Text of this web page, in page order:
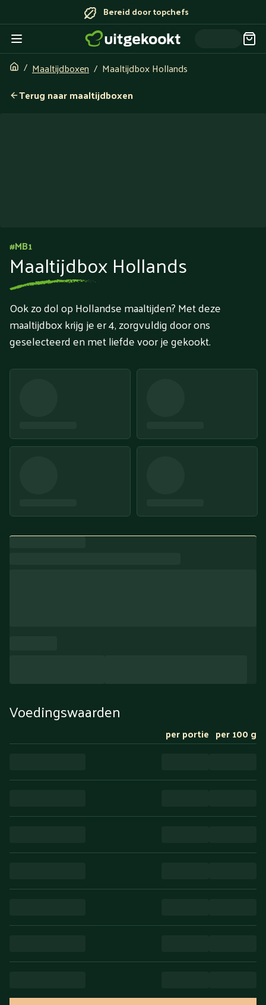
Bereid door topchefs
Maaltijdboxen
Maaltijdbox Hollands
Terug naar maaltijdboxen
#MB1
Maaltijdbox Hollands
Ook zo dol op Hollandse maaltijden? Met deze
maaltijdbox krijg je er 4, zorgvuldig door ons
geselecteerd en met liefde voor je gekookt.
Voedingswaarden
per portie per 100 g